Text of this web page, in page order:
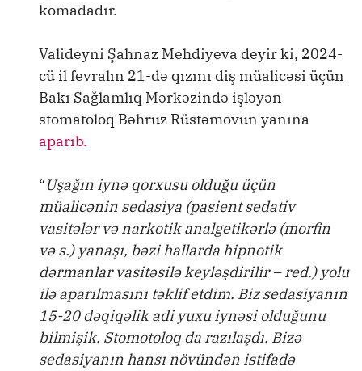
komadadır.
Valideyni Şahnaz Mehdiyeva deyir ki, 2024-
cü il fevralın 21-də qızını diş müalicəsi üçün
Bakı Sağlamlıq Mərkəzində işləyən
stomatoloq Bəhruz Rüstəmovun yanına
aparıb.
“Uşağın iynə qorxusu olduğu üçün
müalicənin sedasiya (pasient sedativ
vasitələr və narkotik analgetikərlə (morfin
və s.) yanaşı, bəzi hallarda hipnotik
dərmanlar vasitəsilə keyləşdirilir – red.) yolu
ilə aparılmasını təklif etdim. Biz sedasiyanın
15-20 dəqiqəlik adi yuxu iynəsi olduğunu
bilmişik. Stomotoloq da razılaşdı. Bizə
sedasiyanın hansı növündən istifadə